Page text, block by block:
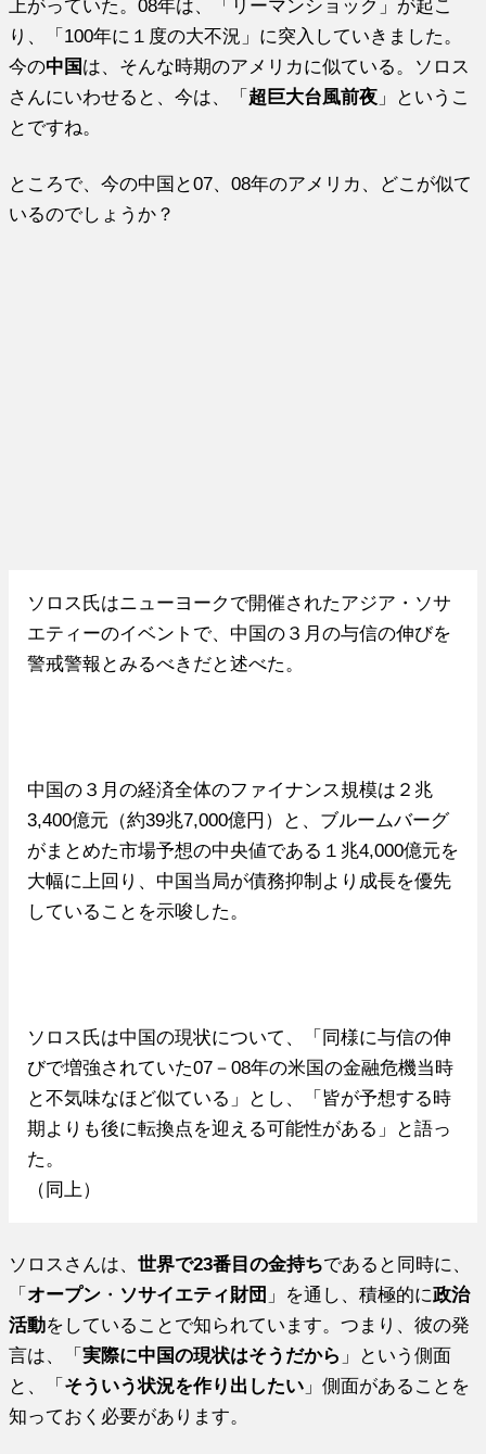
上がっていた。08年は、「リーマンショック」が起こ
り、「100年に１度の大不況」に突入していきました。
今の中国 は、そんな時期のアメリカに似ている。ソロス
さんにいわせると、今は、「 超巨大台風前夜 」というこ
とですね。
ところで、今の中国と07、08年のアメリカ、どこが似て
いるのでしょうか？
ソロス氏はニューヨークで開催されたアジア・ソサ
エティーのイベントで、中国の３月の与信の伸びを
警戒警報とみるべきだと述べた。
中国の３月の経済全体のファイナンス規模は２兆
3,400億元（約39兆7,000億円）と、ブルームバーグ
がまとめた市場予想の中央値である１兆4,000億元を
大幅に上回り、中国当局が債務抑制より成長を優先
していることを示唆した。
ソロス氏は中国の現状について、「同様に与信の伸
びで増強されていた07－08年の米国の金融危機当時
と不気味なほど似ている」とし、「皆が予想する時
期よりも後に転換点を迎える可能性がある」と語っ
た。
（同上）
ソロスさんは、世界で23番目の金持ちであると同時に、
「 オープン ・ ソサイエティ財団 」を通し、積極的に政治
活動をしていることで知られています。つまり、彼の発
言は、「実際に中国の現状はそうだから 」という側面
と、「 そういう状況を作り出したい 」側面があることを
知っておく必要があります。